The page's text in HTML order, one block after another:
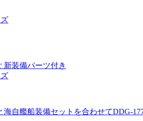
新装備パーツ付き
自艦船装備セットを合わせてDDG-